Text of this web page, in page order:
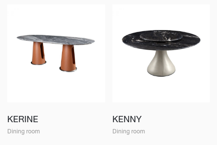
KERINE
Dining room
KENNY
Dining room